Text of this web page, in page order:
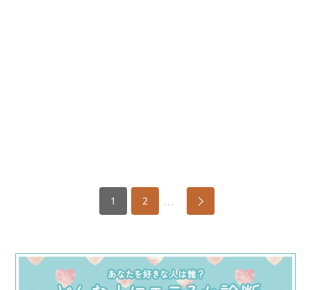
1 2 …